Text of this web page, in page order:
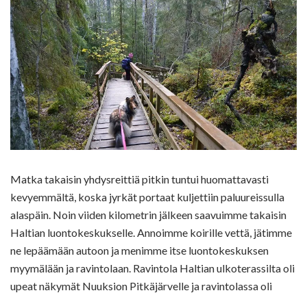
Matka takaisin yhdysreittiä pitkin tuntui huomattavasti
kevyemmältä, koska jyrkät portaat kuljettiin paluureissulla
alaspäin. Noin viiden kilometrin jälkeen saavuimme takaisin
Haltian luontokeskukselle. Annoimme koirille vettä, jätimme
ne lepäämään autoon ja menimme itse luontokeskuksen
myymälään ja ravintolaan. Ravintola Haltian ulkoterassilta oli
upeat näkymät Nuuksion Pitkäjärvelle ja ravintolassa oli